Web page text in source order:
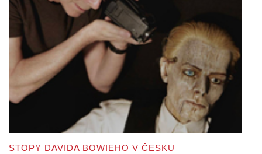
STOPY DAVIDA BOWIEHO V ČESKU